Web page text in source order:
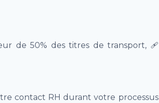
de 50% des titres de transport, 🩹
contact RH durant votre processus